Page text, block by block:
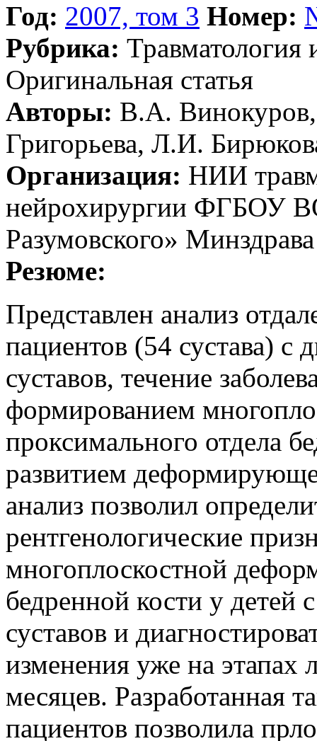
Год: 2007, том 3 Номер:
Рубрика: Травматология
Оригинальная статья
Авторы: В.А.
Григорьева, Л.И.
Организация: НИИ
нейрохирургии ФГБОУ
Разумовского»
Резюме:
Представлен анализ
пациентов (54 сустава) с
суставов, течение
формированием
проксимального отдела
развитием
анализ позволил
рентгенологические
многоплоскостной
бедренной кости у детей
суставов и
изменения уже на этапах
месяцев. Разработанная
пациентов позволила